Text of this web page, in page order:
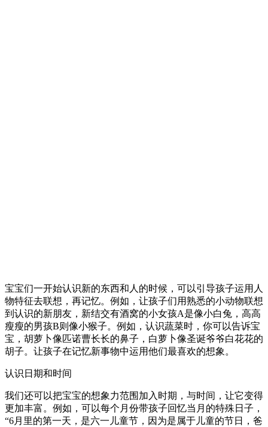
宝宝们一开始认识新的东西和人的时候，可以引导孩子运用人
物特征去联想，再记忆。例如，让孩子们用熟悉的小动物联想
到认识的新朋友，新结交有酒窝的小女孩A是像小白兔，高高
瘦瘦的男孩B则像小猴子。例如，认识蔬菜时，你可以告诉宝
宝，胡萝卜像匹诺曹长长的鼻子，白萝卜像圣诞爷爷白花花的
胡子。让孩子在记忆新事物中运用他们最喜欢的想象。
认识日期和时间
我们还可以把宝宝的想象力范围加入时期，与时间，让它变得
更加丰富。例如，可以每个月份带孩子回忆当月的特殊日子，
“6月里的第一天，是六一儿童节，因为是属于儿童的节日，爸